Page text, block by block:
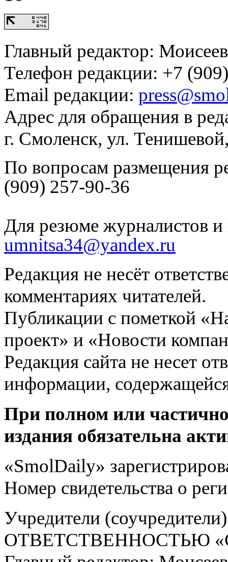
Главный редактор:
Телефон редакции: +7
Email редакции:
Адрес для обращения в
г. Смоленск, ул.
По вопросам размещения
(909) 257-90-36
Для резюме журналистов и
umnitsa34@yandex.ru
Редакция не несёт
комментариях читателей.
Публикации с пометкой
проект» и «Новости
Редакция сайта не несет
информации,
При полном или
издания обязательна
«SmolDaily»
Номер свидетельства о
Учредители
ОТВЕТСТВЕННОСТЬЮ